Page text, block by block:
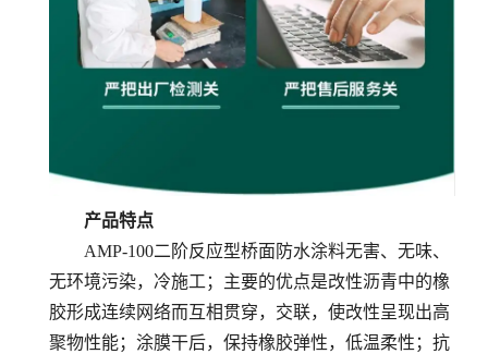
产品特点
AMP-100二阶反应型桥面防水涂料无害、无味、
无环境污染，冷施工；主要的优点是改性沥青中的橡
胶形成连续网络而互相贯穿，交联，使改性呈现出高
聚物性能；涂膜干后，保持橡胶弹性，低温柔性；抗